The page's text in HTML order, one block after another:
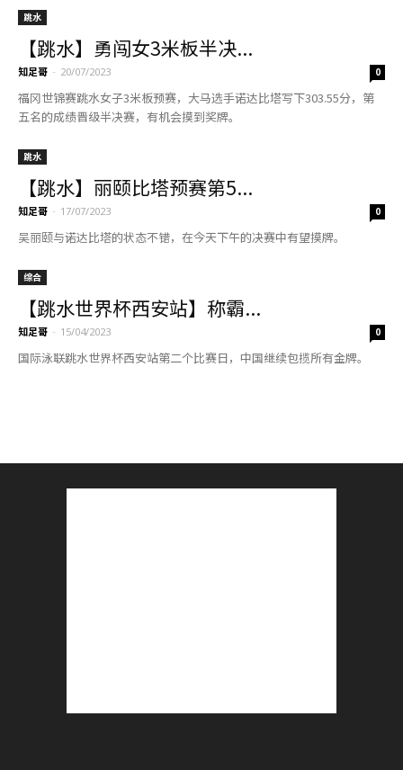
跳水
【跳水】勇闯女3米板半决...
知足哥 - 20/07/2023 0
福冈世锦赛跳水女子3米板预赛，大马选手诺达比塔写下303.55分，第
五名的成绩晋级半决赛，有机会摸到奖牌。
跳水
【跳水】丽颐比塔预赛第5...
知足哥 - 17/07/2023 0
吴丽颐与诺达比塔的状态不错，在今天下午的决赛中有望摸牌。
综合
【跳水世界杯西安站】称霸...
知足哥 - 15/04/2023 0
国际泳联跳水世界杯西安站第二个比赛日，中国继续包揽所有金牌。